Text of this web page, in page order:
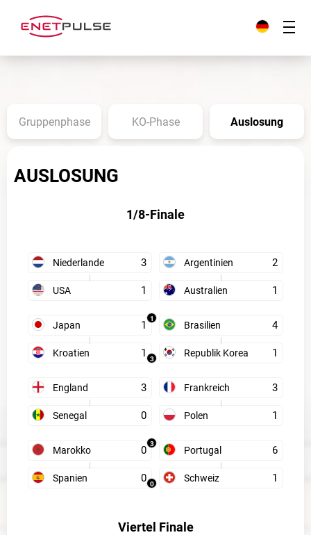
Gruppenphase KO-Phase Auslosung
AUSLOSUNG
1/8-Finale
Niederlande 3
USA 1
Argentinien 2
Australien 1
Japan 1
1
Kroatien 1 3
Brasilien 4
Republik Korea 1
England 3
Senegal 0
Frankreich 3
Polen 1
Marokko 0
3
Spanien 0 0
Portugal 6
Schweiz 1
Viertel Finale